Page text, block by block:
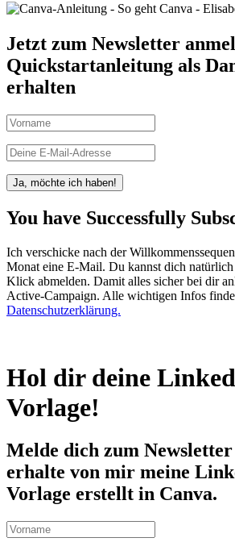
Jetzt zum Newsletter
Quickstartanleitung als
erhalten
Ja, möchte ich haben!
You have Successfully
Ich verschicke nach der
Monat eine E-Mail. Du kannst dich
Klick abmelden. Damit alles sicher bei dir
Active-Campaign. Alle wichtigen Infos
Datenschutzerklärung.
Hol dir deine
Vorlage!
Melde dich zum
erhalte von mir meine
Vorlage erstellt in Canva.